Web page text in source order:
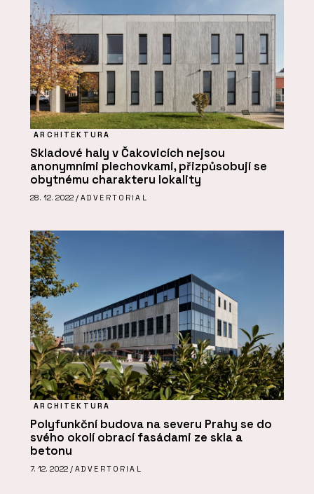
ARCHITEKTURA
Skladové haly v Čakovicích nejsou
anonymními plechovkami, přizpůsobují se
obytnému charakteru lokality
28. 12. 2022 / ADVERTORIAL
ARCHITEKTURA
Polyfunkční budova na severu Prahy se do
svého okolí obrací fasádami ze skla a
betonu
7. 12. 2022 / ADVERTORIAL